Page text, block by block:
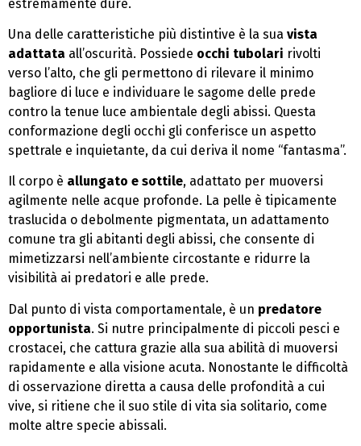
estremamente dure.
Una delle caratteristiche più distintive è la sua vista
adattata all’oscurità. Possiede occhi tubolari rivolti
verso l’alto, che gli permettono di rilevare il minimo
bagliore di luce e individuare le sagome delle prede
contro la tenue luce ambientale degli abissi. Questa
conformazione degli occhi gli conferisce un aspetto
spettrale e inquietante, da cui deriva il nome “fantasma”.
Il corpo è allungato e sottile, adattato per muoversi
agilmente nelle acque profonde. La pelle è tipicamente
traslucida o debolmente pigmentata, un adattamento
comune tra gli abitanti degli abissi, che consente di
mimetizzarsi nell’ambiente circostante e ridurre la
visibilità ai predatori e alle prede.
Dal punto di vista comportamentale, è un predatore
opportunista. Si nutre principalmente di piccoli pesci e
crostacei, che cattura grazie alla sua abilità di muoversi
rapidamente e alla visione acuta. Nonostante le difficoltà
di osservazione diretta a causa delle profondità a cui
vive, si ritiene che il suo stile di vita sia solitario, come
molte altre specie abissali.